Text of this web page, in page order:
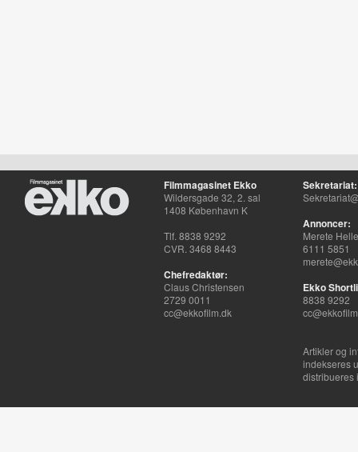
Filmmagasinet Ekko
Wildersgade 32, 2. sal
1408 København K
Tlf. 8838 9292
CVR. 3468 8443
Chefredaktør:
Claus Christensen
2729 0011
cc@ekkofilm.dk
Sekretariat:
Annoncer:
Merete
6111 5851
Ekko
8838 9292
Artikler og
indekseres
distribueres